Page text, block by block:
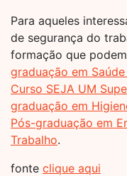
Para aqueles
de segurança do
formação que
graduação em
Curso SEJA UM
graduação em
Pós-graduação em
Trabalho.
fonte clique aqui